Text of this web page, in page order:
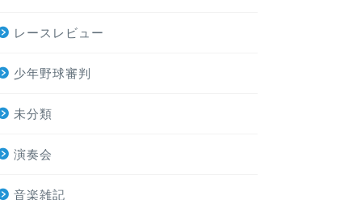
レースレビュー
少年野球審判
未分類
演奏会
音楽雑記